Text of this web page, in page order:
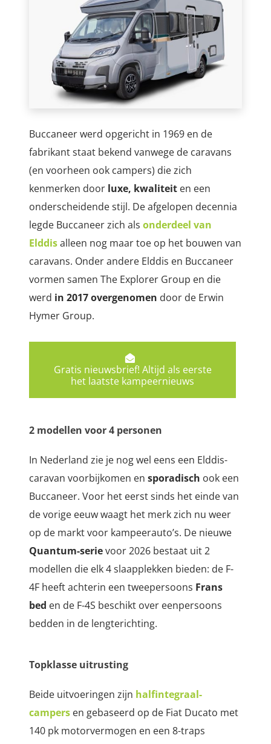
Buccaneer werd opgericht in 1969 en de
fabrikant staat bekend vanwege de caravans
(en voorheen ook campers) die zich
kenmerken door luxe, kwaliteit en een
onderscheidende stijl. De afgelopen decennia
legde Buccaneer zich als onderdeel van
Elddisalleen nog maar toe op het bouwen van
caravans. Onder andere Elddis en Buccaneer
vormen samen The Explorer Group en die
werd in 2017 overgenomen door de Erwin
Hymer Group.
Gratis nieuwsbrief! Altijd als eerste
het laatste kampeernieuws
2 modellen voor 4 personen
In Nederland zie je nog wel eens een Elddis-
caravan voorbijkomen en sporadisch ook een
Buccaneer. Voor het eerst sinds het einde van
de vorige eeuw waagt het merk zich nu weer
op de markt voor kampeerauto’s. De nieuwe
Quantum-serievoor 2026 bestaat uit 2
modellen die elk 4 slaapplekken bieden: de F-
4F heeft achterin een tweepersoons Frans
bed en de F-4S beschikt over eenpersoons
bedden in de lengterichting.
Topklasse uitrusting
Beide uitvoeringen zijn halfintegraal-
campers en gebaseerd op de Fiat Ducato met
140 pk motorvermogen en een 8-traps